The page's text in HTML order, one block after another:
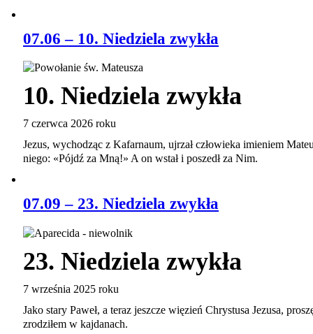
07.06 – 10. Niedziela zwykła
10. Niedziela zwykła
7 czerwca 2026 roku
Jezus, wychodząc z Kafarnaum, ujrzał człowieka imieniem
niego: «Pójdź za Mną!» A on wstał i poszedł za Nim.
07.09 – 23. Niedziela zwykła
23. Niedziela zwykła
7 września 2025 roku
Jako stary Paweł, a teraz jeszcze więzień Chrystusa Jezusa,
zrodziłem w kajdanach.